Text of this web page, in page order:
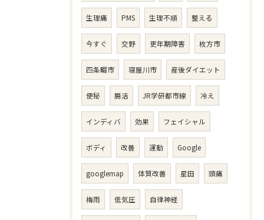
生理痛 PMS 生理不順 整える
今すぐ 交野 更年期障害 枚方市
四条畷市 寝屋川市 産後ダイエット
便秘 腸活 JR学研都市線 冷え
インディバ 効果 フェイシャル
ボディ 改善 運動 Google
googlemap 体質改善 星田 頭痛
梅雨 低気圧 自律神経